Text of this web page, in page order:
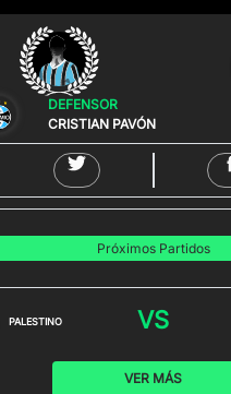
DEFENSOR
CRISTIAN PAVÓN
Próximos Partidos
PALESTINO VS
VER MÁS